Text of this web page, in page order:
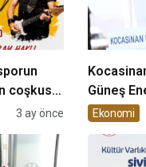
coşkusu
geliyor!
3 ay önce
Güneş
Ekonomi